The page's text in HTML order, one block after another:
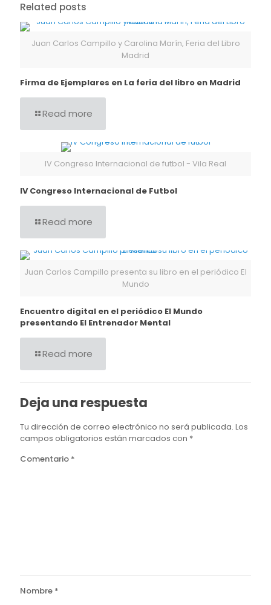
Related posts
Juan Carlos Campillo y Carolina Marín, Feria del Libro
Madrid
Firma de Ejemplares en La feria del libro en Madrid
Read more
IV Congreso Internacional de futbol - Vila Real
IV Congreso Internacional de Futbol
Read more
Juan Carlos Campillo presenta su libro en el periódico El
Mundo
Encuentro digital en el periódico El Mundo
presentando El Entrenador Mental
Read more
Deja una respuesta
Tu dirección de correo electrónico no será publicada. Los
campos obligatorios están marcados con *
Comentario *
Nombre *